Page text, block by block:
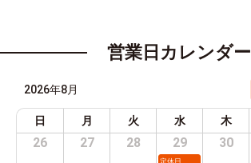
営業日カレンダー
2026年8月
日 月 火 水 木
26 27 28 29
定休日
30